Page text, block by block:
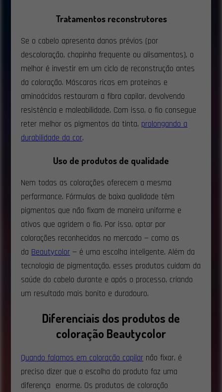
Tratamentos reconstrutores
Se o cabelo apresenta danos prévios (por
descoloração, chapinha frequente ou alisamentos), o
melhor é investir em um ciclo de reconstrução antes
da coloração. Máscaras ricas em proteínas e
aminoácidos restauram a fibra capilar, devolvendo
resistência e maleabilidade. Com isso, o fio consegue
reter melhor os pigmentos da tinta, prolongando a
durabilidade da cor.
Uso de produtos de qualidade
Nem todas as colorações oferecem a mesma
performance. Fórmulas de baixa qualidade têm
pigmentos que não fixam de maneira uniforme e
ativos que agridem o fio. Por isso, optar por
colorações reconhecidas no mercado — como as
da Beautycolor — é uma escolha inteligente. Além da
tecnologia de pigmentação, esses produtos cuidam da
saúde do cabelo durante e após o processo, criando
um resultado mais bonito e duradouro.
Diferenciais dos produtos de
coloração Beautycolor
Quando falamos em coloração capilar não fixar, é
preciso dizer que a escolha do produto faz uma
diferença enorme. Os produtos de coloração